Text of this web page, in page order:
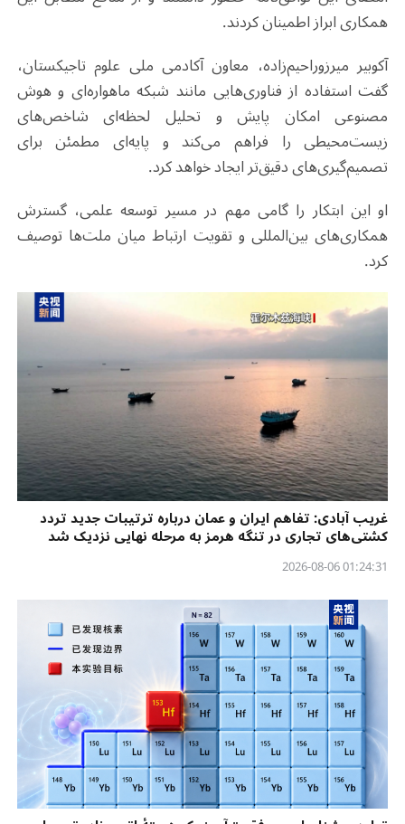
همکاری ابراز اطمینان کردند.
آکوبیر میرزوراحیم‌زاده، معاون آکادمی ملی علوم تاجیکستان،
گفت استفاده از فناوری‌هایی مانند شبکه ماهواره‌ای و هوش
مصنوعی امکان پایش و تحلیل لحظه‌ای شاخص‌های
زیست‌محیطی را فراهم می‌کند و پایه‌ای مطمئن برای
تصمیم‌گیری‌های دقیق‌تر ایجاد خواهد کرد.
او این ابتکار را گامی مهم در مسیر توسعه علمی، گسترش
همکاری‌های بین‌المللی و تقویت ارتباط میان ملت‌ها توصیف
کرد.
غریب آبادی: تفاهم ایران و عمان درباره ترتیبات جدید تردد
کشتی‌های تجاری در تنگه هرمز به مرحله نهایی نزدیک شد
01:24:31 2026-08-06